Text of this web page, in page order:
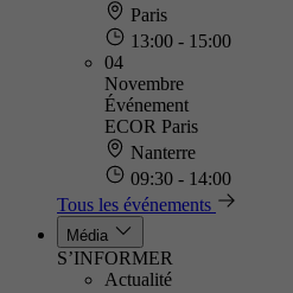
Paris
13:00 - 15:00
04
Novembre
Événement
ECOR Paris
Nanterre
09:30 - 14:00
Tous les événements
Média
S’INFORMER
Actualité